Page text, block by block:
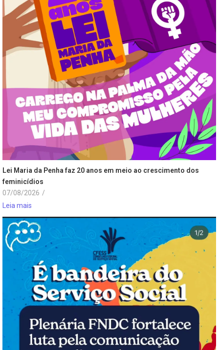
Lei Maria da Penha faz 20 anos em meio ao crescimento dos
feminicídios
07/08/2026 /
Leia mais